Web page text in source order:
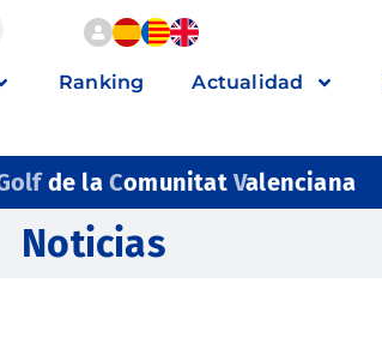
Ranking Actualidad
de la ComunitatValenciana
Noticias